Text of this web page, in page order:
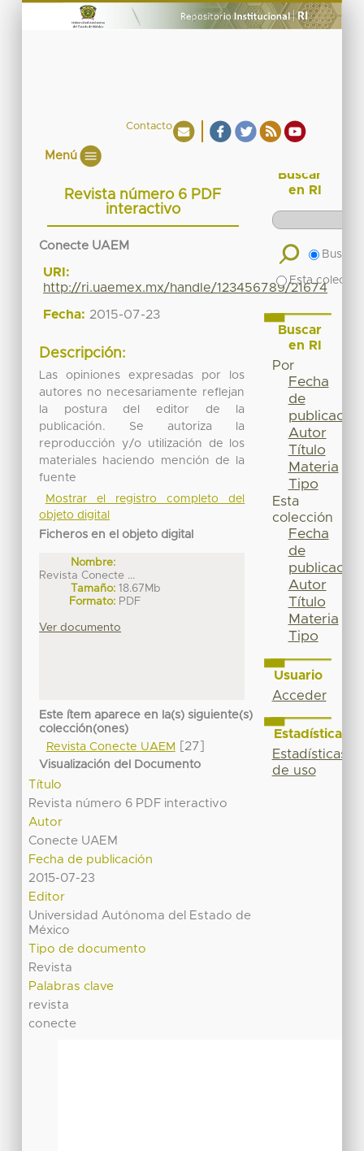
Contacto
Menú
Revista número 6 PDF
interactivo
Conecte UAEM
URI:
http://ri.uaemex.mx/handle/123456789/21674
Fecha: 2015-07-23
Descripción:
Las opiniones expresadas por los
autores no necesariamente reflejan
la postura del editor de la
publicación. Se autoriza la
reproducción y/o utilización de los
materiales haciendo mención de la
fuente
Mostrar el registro completo del
objeto digital
Ficheros en el objeto digital
Nombre:
Revista Conecte ...
Tamaño: 18.67Mb
Formato: PDF
Ver documento
Este ítem aparece en la(s) siguiente(s)
colección(ones)
Revista Conecte UAEM
[27]
Visualización del Documento
Título
Revista número 6 PDF interactivo
Autor
Conecte UAEM
Fecha de publicación
2015-07-23
Editor
Universidad Autónoma del Estado de
México
Tipo de documento
Revista
Palabras clave
revista
conecte
Buscar
en RI
Buscar
Esta
Buscar
en RI
Por
Fecha
de
publicación
Autor
Título
Materia
Tipo
Esta
colección
Fecha
de
publicación
Autor
Título
Materia
Tipo
Usuario
Acceder
Estadísticas
Estadísticas
de uso